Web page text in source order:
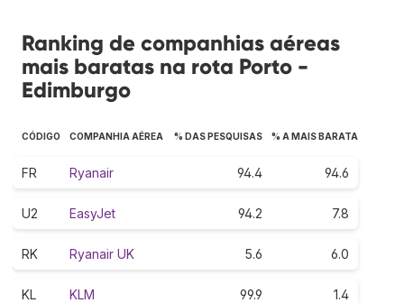
Ranking de companhias aéreas
mais baratas na rota Porto -
Edimburgo
CÓDIGO COMPANHIA AÉREA % DAS PESQUISAS % A MAIS BARATA
FR Ryanair 94.4 94.6
U2 EasyJet 94.2 7.8
RK Ryanair UK 5.6 6.0
KL KLM 99.9 1.4